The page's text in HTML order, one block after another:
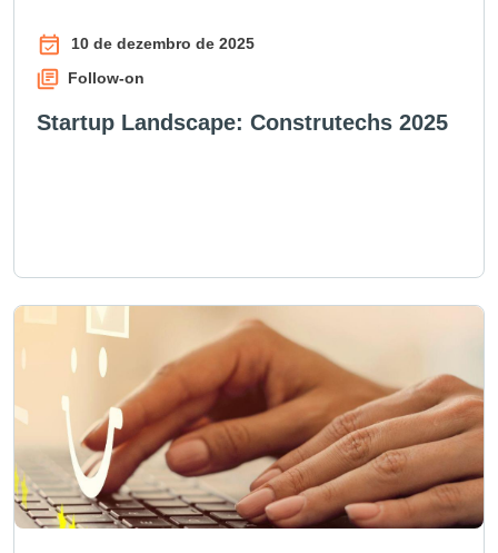
10 de dezembro de 2025
Follow-on
Startup Landscape: Construtechs 2025